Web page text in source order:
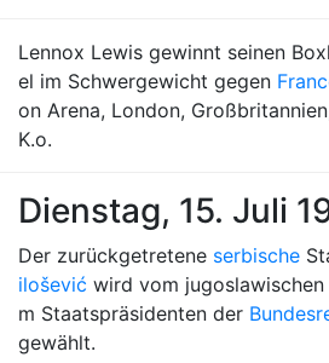
Lennox Lewis gewinnt seinen
el im Schwergewicht gegen
on Arena, London,
K.o.
Dienstag, 15. Juli
Der zurückgetretene serbische
ilošević wird vom
m Staatspräsidenten der
gewählt.